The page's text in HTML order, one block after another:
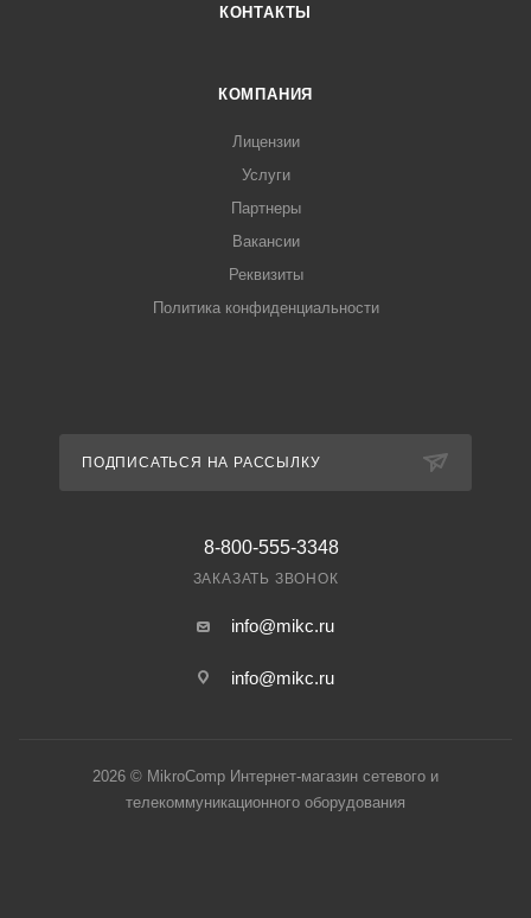
КОНТАКТЫ
КОМПАНИЯ
Лицензии
Услуги
Партнеры
Вакансии
Реквизиты
Политика конфиденциальности
ПОДПИСАТЬСЯ НА РАССЫЛКУ
8-800-555-3348
ЗАКАЗАТЬ ЗВОНОК
info@mikc.ru
info@mikc.ru
2026 © MikroComp Интернет-магазин сетевого и
телекоммуникационного оборудования